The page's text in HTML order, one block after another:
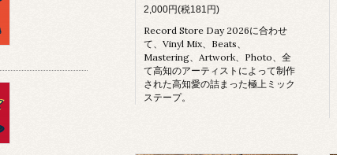
2,000円(税181円)
Record Store Day 2026に合わせ
て、Vinyl Mix、Beats、
Mastering、Artwork、Photo、全
て高知のアーティストによって制作
された高知愛の詰まった極上ミック
ステープ。